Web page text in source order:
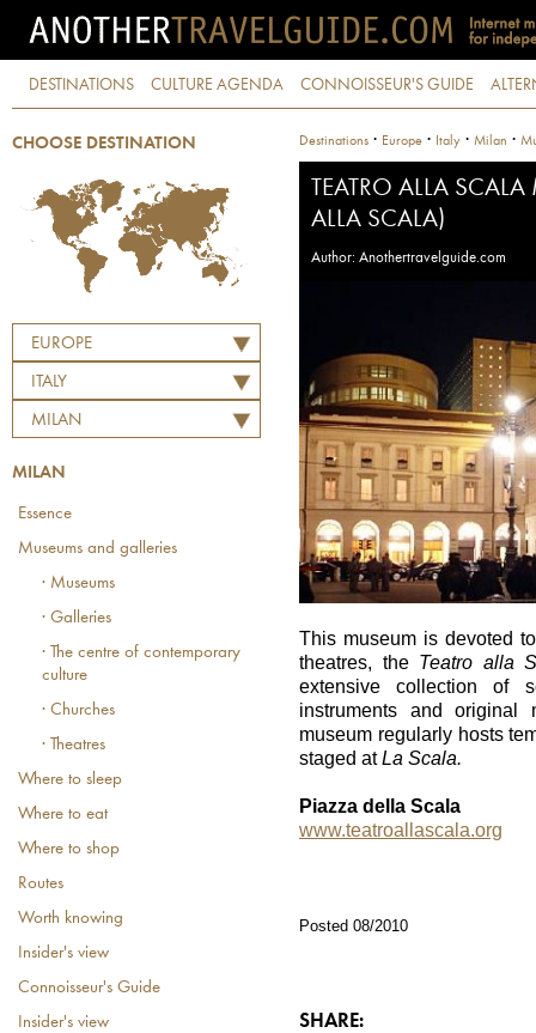
DESTINATIONS CULTURE AGENDA CONNOISSEUR'S GUIDE
CHOOSE DESTINATION
EUROPE
ITALY
MILAN
MILAN
Essence
Museums and galleries
· Museums
· Galleries
· The centre of contemporary
culture
· Churches
· Theatres
Where to sleep
Where to eat
Where to shop
Routes
Worth knowing
Insider's view
Connoisseur's Guide
Insider's view
Destinations · Europe · Italy · Milan ·
TEATRO ALLA
ALLA SCALA)
Author: Anothertravelguide.com
This museum is devoted
theatres, the Teatro alla
extensive collection of
instruments and original
museum regularly hosts
staged atLa Scala.
Piazza della Scala
www.teatroallascala.org
Posted 08/2010
SHARE: